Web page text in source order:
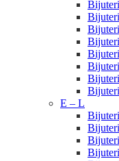
E – L